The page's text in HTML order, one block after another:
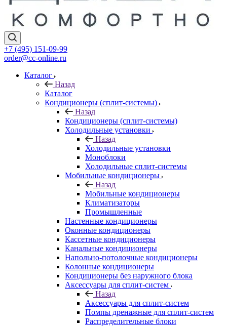
+7 (495) 151-09-99
order@cc-online.ru
Каталог
Назад
Каталог
Кондиционеры (сплит-системы)
Назад
Кондиционеры (сплит-системы)
Холодильные установки
Назад
Холодильные установки
Моноблоки
Холодильные сплит-системы
Мобильные кондиционеры
Назад
Мобильные кондиционеры
Климатизаторы
Промышленные
Настенные кондиционеры
Оконные кондиционеры
Кассетные кондиционеры
Канальные кондиционеры
Напольно-потолочные кондиционеры
Колонные кондиционеры
Кондиционеры без наружного блока
Аксессуары для сплит-систем
Назад
Аксессуары для сплит-систем
Помпы дренажные для сплит-систем
Распределительные блоки